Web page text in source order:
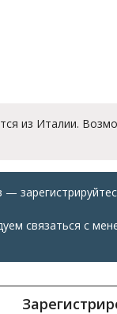
из Италии.
связаться с